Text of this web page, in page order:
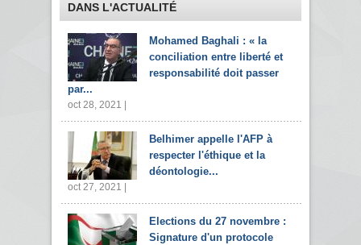
DANS L'ACTUALITÉ
Mohamed Baghali : « la
conciliation entre liberté et
responsabilité doit passer
par...
oct 28, 2021 |
Belhimer appelle l'AFP à
respecter l'éthique et la
déontologie...
oct 27, 2021 |
Elections du 27 novembre :
Signature d'un protocole